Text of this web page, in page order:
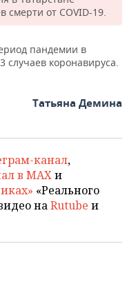
смерти от COVID-19.
пандемии в
случаев коронавируса.
Татьяна Демина
канал,
в MAXи
«Реального
наRutube и